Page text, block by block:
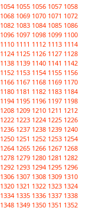
1054 1055 1056 1057 1058
1068 1069 1070 1071 1072
1082 1083 1084 1085 1086
1096 1097 1098 1099 1100
1110 1111 1112 1113 1114
1124 1125 1126 1127 1128
1138 1139 1140 1141 1142
1152 1153 1154 1155 1156
1166 1167 1168 1169 1170
1180 1181 1182 1183 1184
1194 1195 1196 1197 1198
1208 1209 1210 1211 1212
1222 1223 1224 1225 1226
1236 1237 1238 1239 1240
1250 1251 1252 1253 1254
1264 1265 1266 1267 1268
1278 1279 1280 1281 1282
1292 1293 1294 1295 1296
1306 1307 1308 1309 1310
1320 1321 1322 1323 1324
1334 1335 1336 1337 1338
1348 1349 1350 1351 1352